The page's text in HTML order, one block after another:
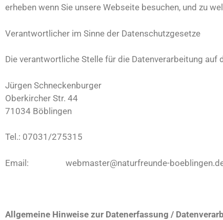
erheben wenn Sie unsere Webseite besuchen, und zu
Verantwortlicher im Sinne der Datenschutzgesetze
Die verantwortliche Stelle für die Datenverarbeitung auf
Jürgen Schneckenburger
Oberkircher Str. 44
71034 Böblingen
Tel.: 07031/275315
Email: webmaster@naturfreunde-
Allgemeine Hinweise zur Datenerfassung /